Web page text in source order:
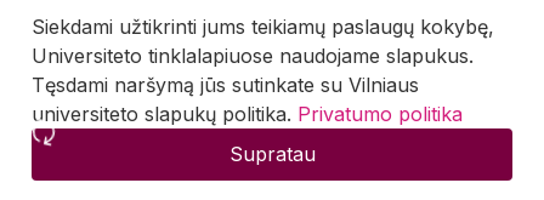
Siekdami užtikrinti jums teikiamų paslaugų kokybę,
Universiteto tinklalapiuose naudojame slapukus.
Tęsdami naršymą jūs sutinkate su Vilniaus
universiteto slapukų politika. Privatumo politika
Supratau